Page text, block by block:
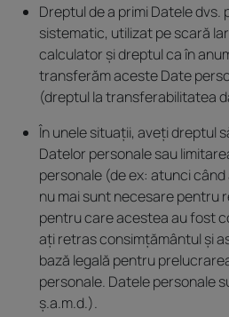
Dreptul de a primi Datele
sistematic, utilizat pe scară
calculator și dreptul ca în
transferăm aceste Date
(dreptul la transferabilitatea
În unele situații, aveți dreptul
Datelor personale sau
personale (de ex: atunci
nu mai sunt necesare pentru
pentru care acestea au fost
ați retras consimțământul și
bază legală pentru
personale. Datele personale
ș.a.m.d.).